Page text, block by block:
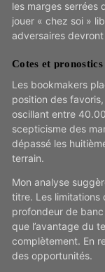
les marges serrées
jouer « chez soi »
adversaires
Cotes et pronostics
Les bookmakers
position des
oscillant entre
scepticisme des
dépassé les
terrain.
Mon analyse
titre. Les limitations
profondeur de
que l’avantage du
complètement. En
des opportunités.